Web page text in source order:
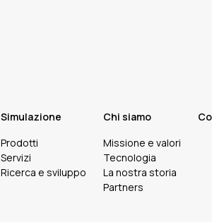
Simulazione
Prodotti
Servizi
Ricerca e sviluppo
Chi siamo
Missione e valori
Tecnologia
La nostra storia
Partners